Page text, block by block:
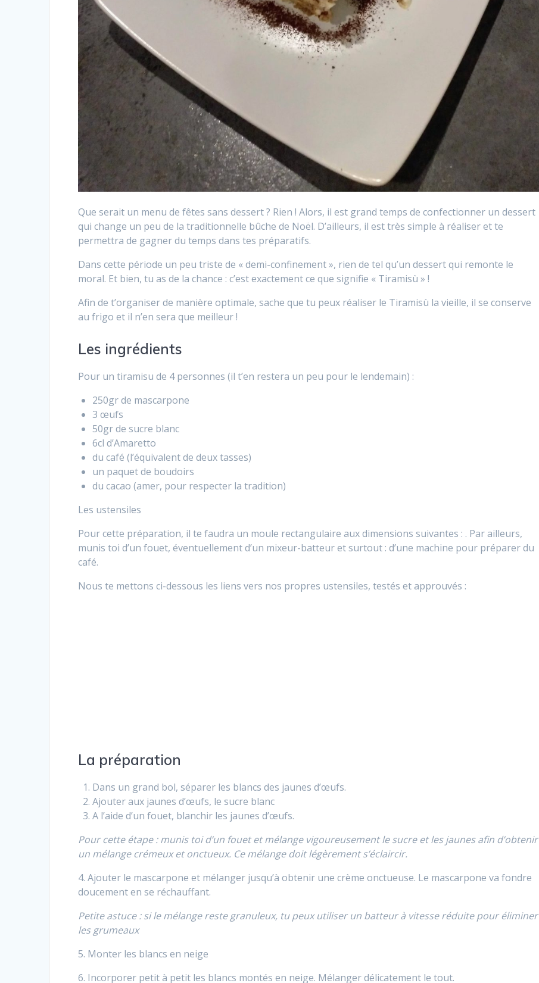
Que serait un menu de fêtes sans dessert ? Rien ! Alors, il est grand temps de confectionner un dessert
qui change un peu de la traditionnelle bûche de Noël. D’ailleurs, il est très simple à réaliser et te
permettra de gagner du temps dans tes préparatifs.
Dans cette période un peu triste de « demi-confinement », rien de tel qu’un dessert qui remonte le
moral. Et bien, tu as de la chance : c’est exactement ce que signifie « Tiramisù » !
Afin de t’organiser de manière optimale, sache que tu peux réaliser le Tiramisù la vieille, il se conserve
au frigo et il n’en sera que meilleur !
Les ingrédients
Pour un tiramisu de 4 personnes (il t’en restera un peu pour le lendemain) :
250gr de mascarpone
3 œufs
50gr de sucre blanc
6cl d’Amaretto
du café (l’équivalent de deux tasses)
un paquet de boudoirs
du cacao (amer, pour respecter la tradition)
Les ustensiles
Pour cette préparation, il te faudra un moule rectangulaire aux dimensions suivantes : . Par ailleurs,
munis toi d’un fouet, éventuellement d’un mixeur-batteur et surtout : d’une machine pour préparer du
café.
Nous te mettons ci-dessous les liens vers nos propres ustensiles, testés et approuvés :
La préparation
Dans un grand bol, séparer les blancs des jaunes d’œufs.
Ajouter aux jaunes d’œufs, le sucre blanc
A l’aide d’un fouet, blanchir les jaunes d’œufs.
Pour cette étape : munis toi d’un fouet et mélange vigoureusement le sucre et les jaunes afin d’obtenir
un mélange crémeux et onctueux. Ce mélange doit légèrement s’éclaircir.
4. Ajouter le mascarpone et mélanger jusqu’à obtenir une crème onctueuse. Le mascarpone va fondre
doucement en se réchauffant.
Petite astuce : si le mélange reste granuleux, tu peux utiliser un batteur à vitesse réduite pour éliminer
les grumeaux
5. Monter les blancs en neige
6. Incorporer petit à petit les blancs montés en neige. Mélanger délicatement le tout.